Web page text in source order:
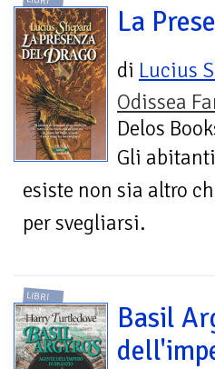
La
di Lucius
Odissea
Delos
Gli
esiste non sia altro
per svegliarsi.
LIBRI
Basil